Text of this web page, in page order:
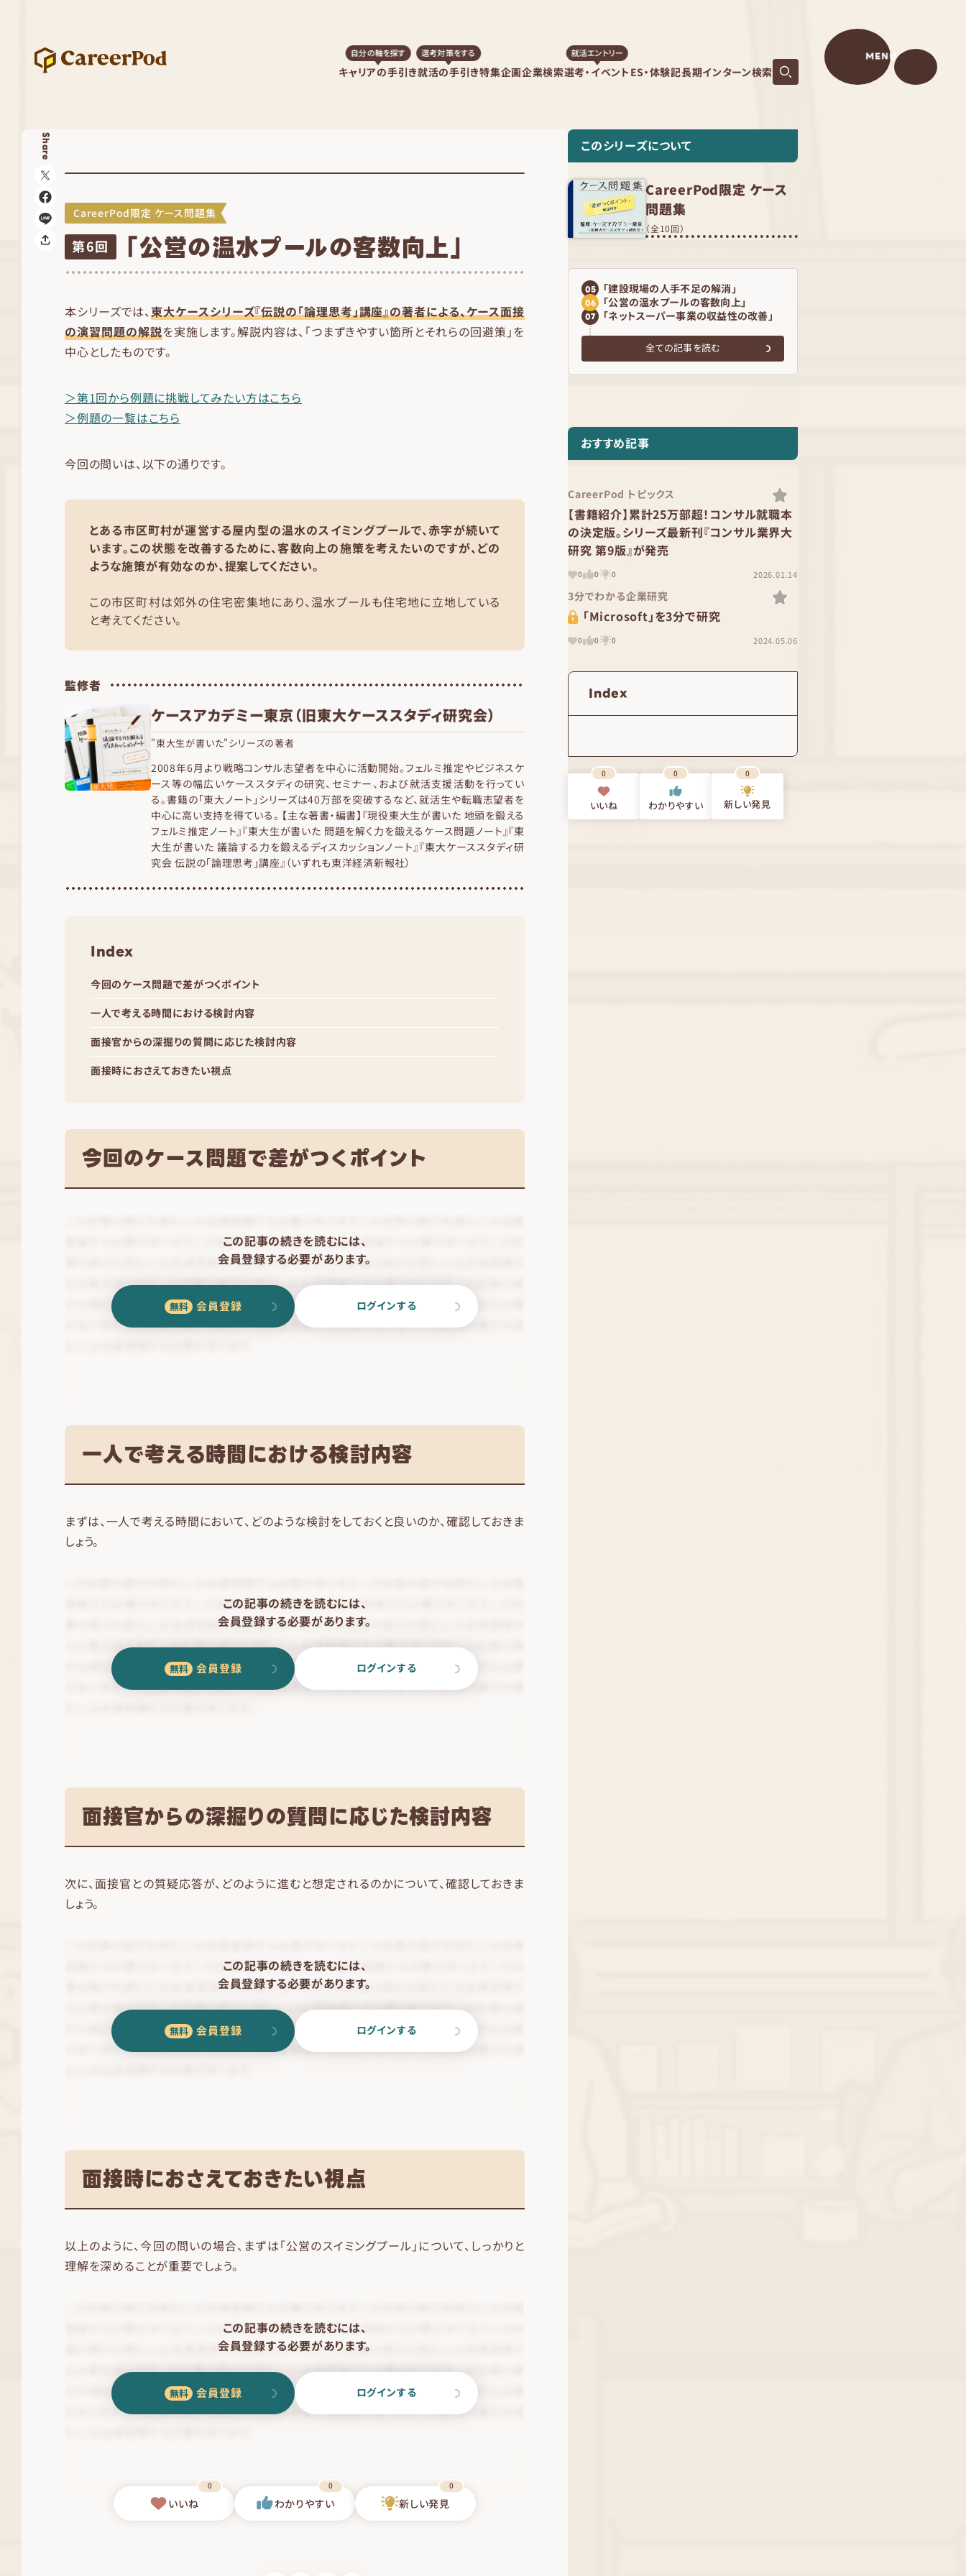
キャリアの手引き
自分の軸を探す
就活の手引き
選考対策をする
特集企画企業検索選考・イベント
就活エントリー
ES・体験記長期インターン検索
MENU
Share
CareerPod限定 ケース問題集
第6回 「公営の温水プールの客数向上」
本シリーズでは、東大ケースシリーズ『伝説の「論理思考」講座』の著者による、ケース面接
の演習問題の解説を実施します。解説内容は、「つまずきやすい箇所とそれらの回避策」を
中心としたものです。
＞第1回から例題に挑戦してみたい方はこちら
＞例題の一覧はこちら
今回の問いは、以下の通りです。
とある市区町村が運営する屋内型の温水のスイミングプールで、赤字が続いて
います。この状態を改善するために、客数向上の施策を考えたいのですが、どの
ような施策が有効なのか、提案してください。
この市区町村は郊外の住宅密集地にあり、温水プールも住宅地に立地している
と考えてください。
監修者
ケースアカデミー東京（旧東大ケーススタディ研究会）
"東大生が書いた"シリーズの著者
2008年6月より戦略コンサル志望者を中心に活動開始。フェルミ推定やビジネスケ
ース等の幅広いケーススタディの研究、セミナー、および就活支援活動を行ってい
る。書籍の「東大ノート」シリーズは40万部を突破するなど、就活生や転職志望者を
中心に高い支持を得ている。 【主な著書・編書】『現役東大生が書いた 地頭を鍛える
フェルミ推定ノート』『東大生が書いた 問題を解く力を鍛えるケース問題ノート』『東
大生が書いた 議論する力を鍛えるディスカッションノート』『東大ケーススタディ研
究会 伝説の「論理思考」講座』（いずれも東洋経済新報社）
Index
今回のケース問題で差がつくポイント
一人で考える時間における検討内容
面接官からの深掘りの質問に応じた検討内容
面接時におさえておきたい視点
今回のケース問題で差がつくポイント
この記事の続きを読むには、
会員登録する必要があります。
会員登録 ログインする
一人で考える時間における検討内容
まずは、一人で考える時間において、どのような検討をしておくと良いのか、確認しておきま
しょう。
この記事の続きを読むには、
会員登録する必要があります。
会員登録 ログインする
面接官からの深掘りの質問に応じた検討内容
次に、面接官との質疑応答が、どのように進むと想定されるのかについて、確認しておきま
しょう。
この記事の続きを読むには、
会員登録する必要があります。
会員登録 ログインする
面接時におさえておきたい視点
以上のように、今回の問いの場合、まずは「公営のスイミングプール」について、しっかりと
理解を深めることが重要でしょう。
この記事の続きを読むには、
会員登録する必要があります。
会員登録 ログインする
いいね
0
わかりやすい
0
新しい発見
0
このシリーズについて
CareerPod限定 ケース
問題集
（全10回）
05 「建設現場の人手不足の解消」
06 「公営の温水プールの客数向上」
07 「ネットスーパー事業の収益性の改善」
全ての記事を読む
おすすめ記事
CareerPod トピックス
【書籍紹介】累計25万部超！コンサル就職本
の決定版。シリーズ最新刊『コンサル業界大
研究 第9版』が発売
0 0 0 2026.01.14
3分でわかる企業研究
「Microsoft」を3分で研究
0 0 0 2024.05.06
Index
0
いいね
0
わかりやすい
0
新しい発見